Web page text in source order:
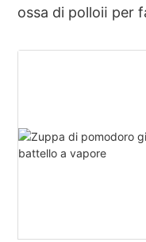
ossa di polloⅱ per